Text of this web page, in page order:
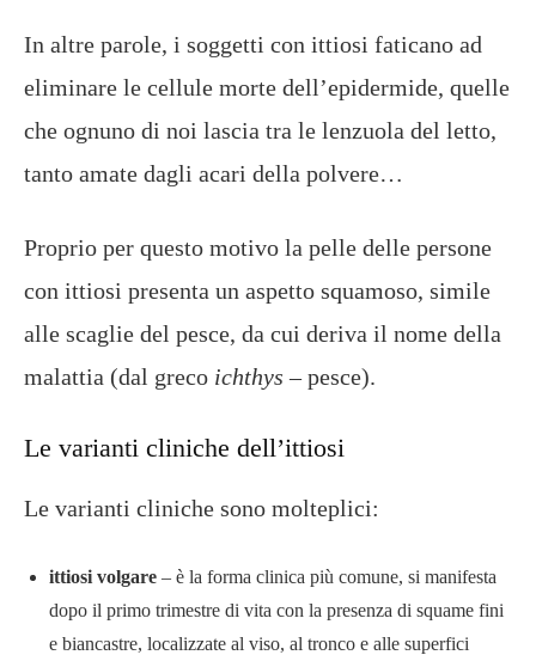
In altre parole, i soggetti con ittiosi faticano ad
eliminare le cellule morte dell’epidermide, quelle
che ognuno di noi lascia tra le lenzuola del letto,
tanto amate dagli acari della polvere…
Proprio per questo motivo la pelle delle persone
con ittiosi presenta un aspetto squamoso, simile
alle scaglie del pesce, da cui deriva il nome della
malattia (dal greco ichthys – pesce).
Le varianti cliniche dell’ittiosi
Le varianti cliniche sono molteplici:
ittiosi volgare – è la forma clinica più comune, si manifesta
dopo il primo trimestre di vita con la presenza di squame fini
e biancastre, localizzate al viso, al tronco e alle superfici